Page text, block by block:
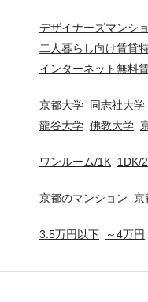
デザイナーズマンシ
二人暮らし向け賃貸
インターネット無料
京都大学 同志社大学
龍谷大学 佛教大学
ワンルーム/1K 1DK/
京都のマンション 京
3.5万円以下 ～4万円